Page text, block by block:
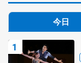
今日